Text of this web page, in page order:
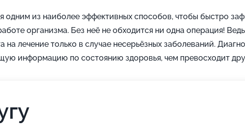
одним из наиболее эффективных способов, чтобы быстро
организма. Без неё не обходится ни одна операция!
на лечение только в случае несерьёзных заболеваний.
информацию по состоянию здоровья, чем превосходит